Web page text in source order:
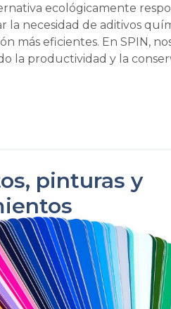
ecológicamente
necesidad de aditivos
más eficientes. En SPIN,
la productividad y la
pinturas y